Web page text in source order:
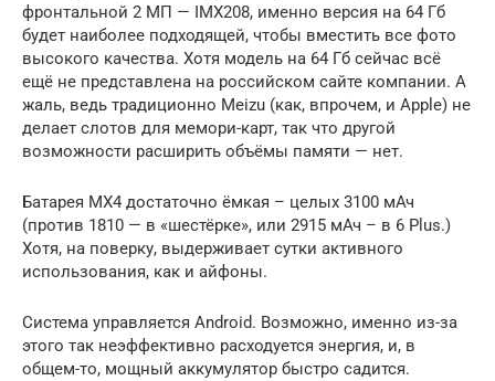
фронтальной 2 МП — IMX208, именно версия на 64 Гб
будет наиболее подходящей, чтобы вместить все фото
высокого качества. Хотя модель на 64 Гб сейчас всё
ещё не представлена на российском сайте компании. А
жаль, ведь традиционно Meizu (как, впрочем, и Apple) не
делает слотов для мемори-карт, так что другой
возможности расширить объёмы памяти — нет.
Батарея MX4 достаточно ёмкая – целых 3100 мАч
(против 1810 — в «шестёрке», или 2915 мАч – в 6 Plus.)
Хотя, на поверку, выдерживает сутки активного
использования, как и айфоны.
Система управляется Android. Возможно, именно из-за
этого так неэффективно расходуется энергия, и, в
общем-то, мощный аккумулятор быстро садится.